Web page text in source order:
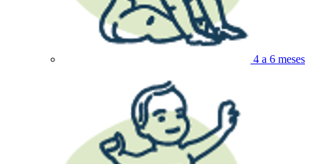
4 a 6 meses